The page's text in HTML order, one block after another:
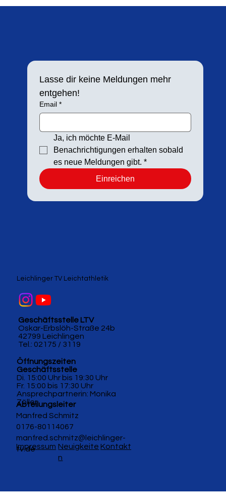
Lasse dir keine Meldungen mehr
entgehen!
Email *
Ja, ich möchte E-Mail
Benachrichtigungen erhalten sobald
es neue Meldungen gibt. *
Einreichen
Geschäftsstelle LTV
Oskar-Erbslöh-Straße 24b
42799 Leichlingen
Tel.: 02175 / 3119
Abteilungsleiter
Manfred Schmitz
0176-80114067
manfred.schmitz@leichlinger-
tv.de
Öffnungszeiten
Geschäftsstelle
Di. 15:00 Uhr bis 19:30 Uhr
Fr. 15:00 bis 17:30 Uhr
Ansprechpartnerin: Monika
Zöller
Leichlinger TV Leichtathletik
Impressum Neuigkeite
n
Kontakt